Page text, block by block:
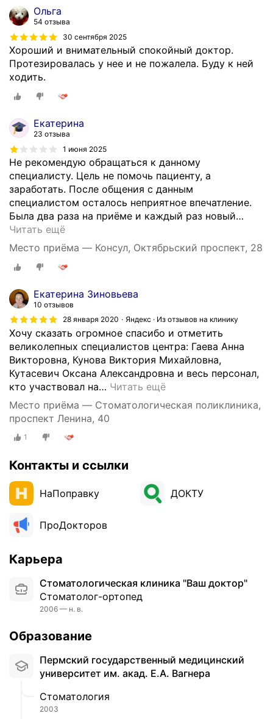
Ольга
54 отзыва
30 сентября 2025
Хороший и внимательный спокойный доктор.
Протезировалась у нее и не пожалела. Буду к ней
ходить.
Екатерина
23 отзыва
1 июня 2025
Не рекомендую обращаться к данному
специалисту. Цель не помочь пациенту, а
заработать. После общения с данным
специалистом осталось неприятное впечатление.
Была два раза на приёме и каждый раз новый…
Читать ещё
Место приёма — Консул, Октябрьский проспект, 28
Екатерина Зиновьева
10 отзывов
28 января 2020
Яндекс · Из отзывов на клинику
Хочу сказать огромное спасибо и отметить
великолепных специалистов центра: Гаева Анна
Викторовна, Кунова Виктория Михайловна,
Кутасевич Оксана Александровна и весь персонал,
кто участвовал на… Читать ещё
Место приёма — Стоматологическая поликлиника,
проспект Ленина, 40
1
Контакты и ссылки
НаПоправку ДОКТУ
ПроДокторов
Карьера
Стоматологическая клиника "Ваш доктор"
Стоматолог-ортопед
2006 — н. в.
Образование
Пермский государственный медицинский
университет им. акад. Е.А. Вагнера
Стоматология
2003